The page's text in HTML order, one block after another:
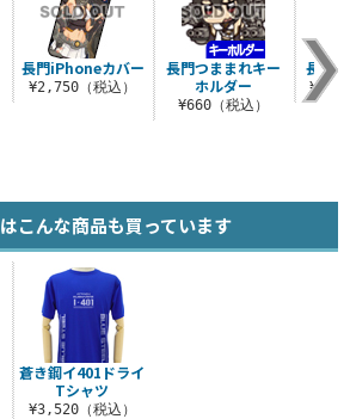
長門iPhoneカバー
¥2,750（税込）
長門つままれキー
ホルダー
¥660（税込）
長門
こんな商品も買っています
蒼き鋼イ401ドライ
Tシャツ
¥3,520（税込）